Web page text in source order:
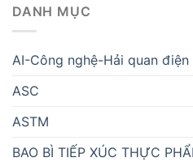
DANH MỤC
AI-Công nghệ-Hải quan
ASC
ASTM
BAO BÌ TIẾP XÚC THỰC